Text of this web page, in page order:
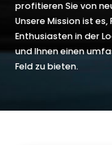
profitieren Sie von
Unsere Mission ist
Enthusiasten in der
und Ihnen einen
Feld zu bieten.